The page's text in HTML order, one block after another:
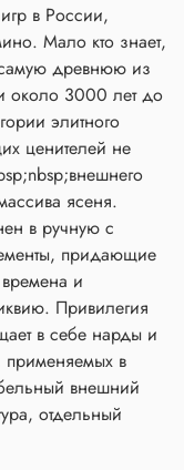
в России,
Мало кто знает,
древнюю из
около 3000 лет до
элитного
ценителей не
ясеня.
в ручную с
придающие
и
Привилегия
в себе нарды и
применяемых в
внешний
отдельный